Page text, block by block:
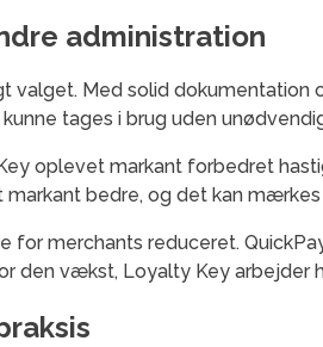
administration
Med solid dokumentation
tages i brug uden
oplevet markant forbedret
bedre, og det kan mærkes
for merchants reduceret.
den vækst, Loyalty Key arbejder